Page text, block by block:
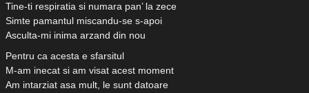
Tine-ti respiratia si numara pan’ la zece
Simte pamantul miscandu-se s-apoi
Asculta-mi inima arzand din nou
Pentru ca acesta e sfarsitul
M-am inecat si am visat acest moment
Am intarziat asa mult, le sunt datoare